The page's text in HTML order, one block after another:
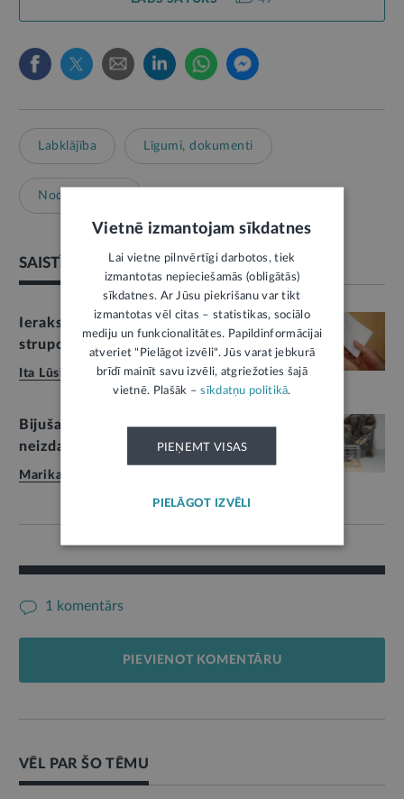
Labklājība Līgumi, dokumenti
Nodarbinātība
SAISTĪTIE RAKSTI
Ierakstītas vēstules ceļi un
strupceļi
5
Ita Lūsiņa 06.10.2011. 17
Bijušais darbinieks – darba devēja
neizdarības ķīlnieks?
Marika Kupče
1 komentārs
PIEVIENOT KOMENTĀRU
VĒL PAR ŠO TĒMU
Vietnē izmantojam sīkdatnes
Lai vietne pilnvērtīgi darbotos, tiek
izmantotas nepieciešamās (obligātās)
sīkdatnes. Ar Jūsu piekrišanu var tikt
izmantotas vēl citas – statistikas, sociālo
mediju un funkcionalitātes. Papildinformācijai
atveriet "Pielāgot izvēli". Jūs varat jebkurā
brīdī mainīt savu izvēli, atgriežoties šajā
vietnē. Plašāk –sīkdatņu politikā.
PIEŅEMT VISAS
PIELĀGOT IZVĒLI